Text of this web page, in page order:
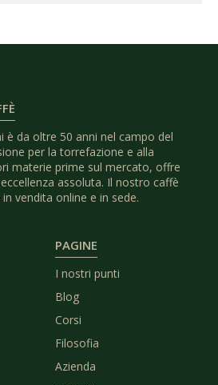
è da oltre 50 anni nel campo del
per la torrefazione e alla
materie prime sul mercato, offre
assoluta. Il nostro caffè
vendita online e in sede.
PAGINE
I nostri punti
Blog
Corsi
Filosofia
Azienda